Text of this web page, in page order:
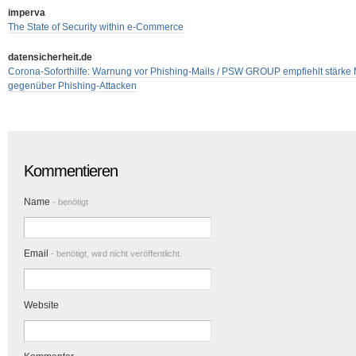
imperva
The State of Security within e-Commerce
datensicherheit.de
Corona-Soforthilfe: Warnung vor Phishing-Mails / PSW GROUP empfiehlt
gegenüber Phishing-Attacken
Kommentieren
Name - benötigt
Email - benötigt, wird nicht veröffentlicht.
Website